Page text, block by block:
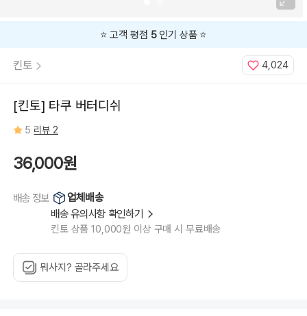
⭐️ 고객 평점 5인기 상품 ⭐️
킨토 4,024
[킨토] 타쿠 버터디쉬
5 리뷰 2
36,000원
배송 정보
업체배송
배송 유의사항 확인하기
킨토 상품 10,000원 이상 구매 시 무료배송
뭐사지? 골라주세요